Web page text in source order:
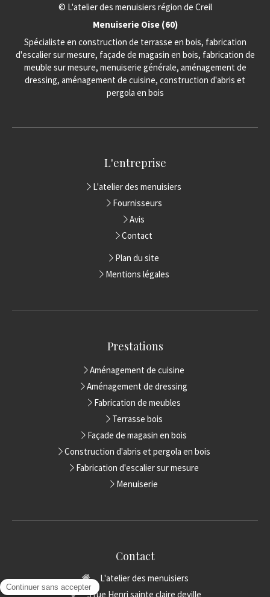
© L'atelier des menuisiers région de Creil
Menuiserie Oise (60)
Spécialiste en construction de terrasse en bois, fabrication
d'escalier sur mesure, façade de magasin en bois, fabrication de
meuble sur mesure, menuiserie générale, aménagement de
dressing, aménagement de cuisine, construction d'abris et
pergola en bois
L'entreprise
L'atelier des menuisiers
Fournisseurs
Avis
Contact
Plan du site
Mentions légales
Prestations
Aménagement de cuisine
Aménagement de dressing
Fabrication de meubles
Terrasse bois
Façade de magasin en bois
Construction d'abris et pergola en bois
Fabrication d'escalier sur mesure
Menuiserie
Contact
L'atelier des menuisiers
3 rue Henri sainte claire deville